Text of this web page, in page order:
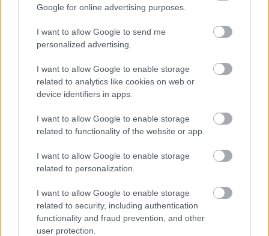
Google for online advertising purposes.
I want to allow Google to send me
personalized advertising.
I want to allow Google to enable storage
related to analytics like cookies on web or
device identifiers in apps.
I want to allow Google to enable storage
related to functionality of the website or app.
I want to allow Google to enable storage
related to personalization.
I want to allow Google to enable storage
related to security, including authentication
functionality and fraud prevention, and other
user protection.
A nyúl, a rolleres és a csodálkozó kislány: így mémel
Magyarország
Baka András egy hónapja még a Tiszától független államfőről
beszélt – most elfogadta Magyar Péterék felkérését
Drágább lett Magyarország, de vajon jobb is? – kemény kritika
a hazai turizmusról
A Tisza Párt Dr. Baka Andrást jelöli köztársasági elnöknek
Óriási, több mint két méteres harcsát fogott a Tiszán a 13 éves
fiú (VIDEÓVAL)
Hétfőn kezdik, csütörtökön végeznek – lezárás miatt
fennakadásokra és pótlóbuszos közlekedésre számítsunk az
egyik Jász-Nagykun-Szolnok megyei vasútvonalon
Visszaszámlálás indul: -1, 0, Sziget!